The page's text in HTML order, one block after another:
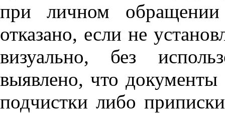
при личном
отказано, если не
визуально, без
выявлено, что
подчистки либо